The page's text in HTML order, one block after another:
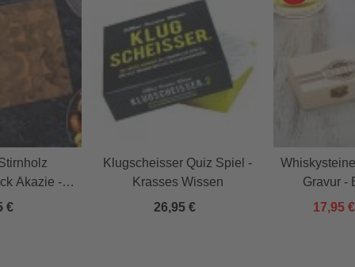
Akazie -
Name
€
Klugscheisser Quiz Spiel -
Krasses Wissen
26,95 €
Gravur -
17,95